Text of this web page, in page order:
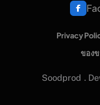
Privacy
ของ
Soodprod .